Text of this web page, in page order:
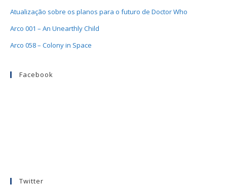
Atualização sobre os planos para o futuro de Doctor Who
Arco 001 – An Unearthly Child
Arco 058 – Colony in Space
Facebook
Twitter